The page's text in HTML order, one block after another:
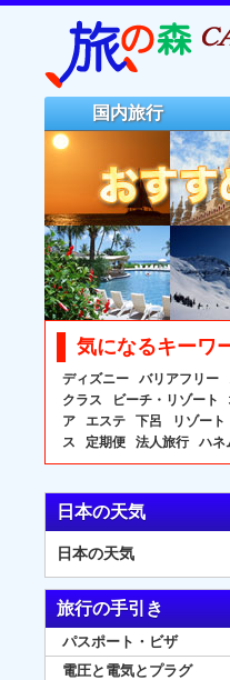
国内旅行
気になるキーワ
ディズニー バリアフリー
クラス
ビーチ・リゾート
ア
エステ 下呂 リゾート
ス
定期便 法人旅行 ハネ
日本の天気
日本の天気
旅行の手引き
パスポート・ビザ
電圧と電気とプラグ